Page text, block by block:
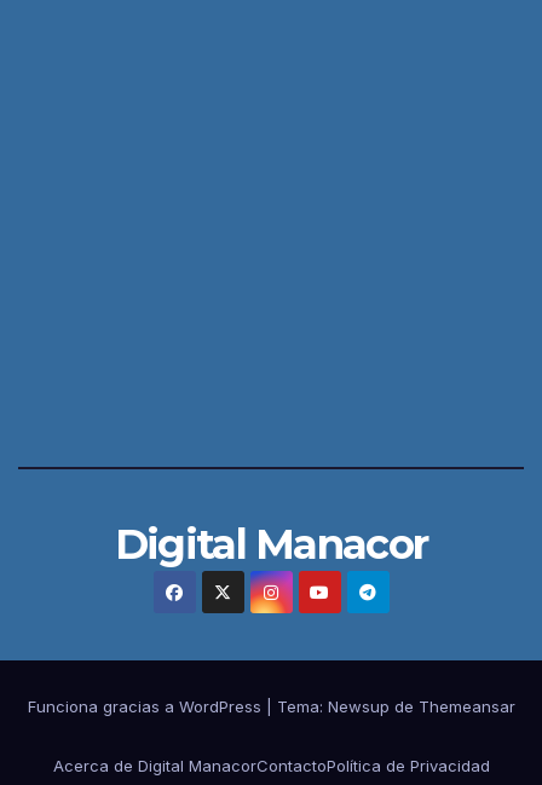
Digital Manacor
Funciona gracias a WordPress Tema: Newsup de Themeansar
Acerca de Digital ManacorContactoPolítica de Privacidad